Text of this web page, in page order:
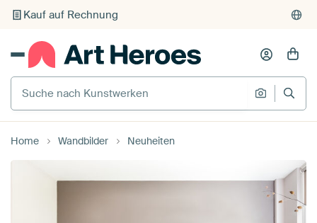
Kauf auf Rechnung
Individueller Druck auf Bestellung
Suche nach Kunstwerken
Suche
Home Wandbilder Neuheiten